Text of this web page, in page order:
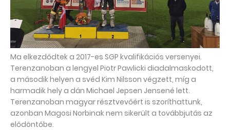
Ma elkezdődtek a 2017-es SGP kvalifikációs versenyei.
Terenzanoban a lengyel Piotr Pawlicki diadalmaskodott,
a második helyen a svéd Kim Nilsson végzett, míg a
harmadik hely a dán Michael Jepsen Jensené lett.
Terenzanoban magyar résztvevőért is szoríthattunk,
azonban Magosi Norbinak nem sikerült a továbbjutás az
elődöntőbe.